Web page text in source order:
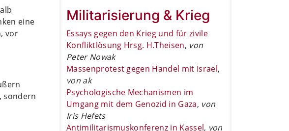
eine
vor
sondern
Militarisierung & Krieg
Essays gegen den Krieg und für zivile
Konfliktlösung Hrsg. H.Theisen, von
Peter Nowak
Massenprotest gegen Handel mit Israel,
von ak
Psychologische Mechanismen im
Umgang mit dem Genozid in Gaza, von
Iris Hefets
Antimilitarismuskonferenz in Kassel, von